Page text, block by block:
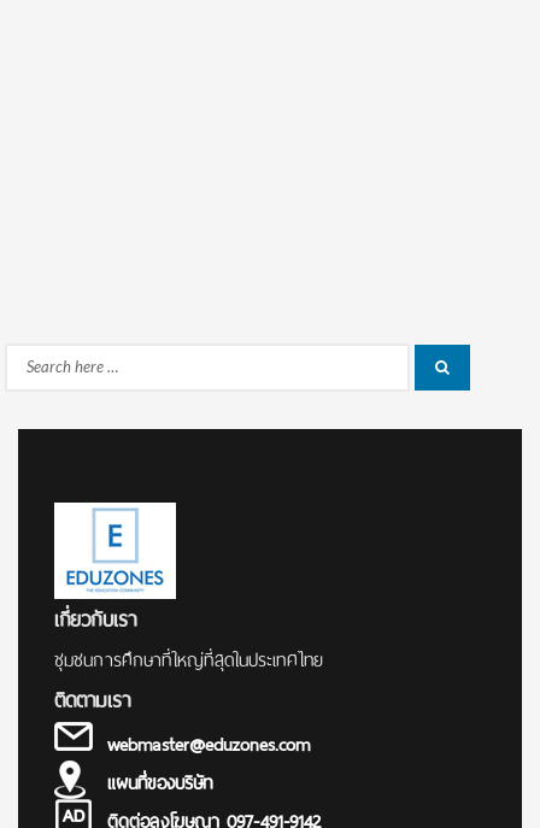
Search
เกี่ยวกับเรา
ชุมชนการศึกษาที่ใหญ่ที่สุดในประเทศไทย
ติดตามเรา
webmaster@eduzones.com
แผนที่ของบริษัท